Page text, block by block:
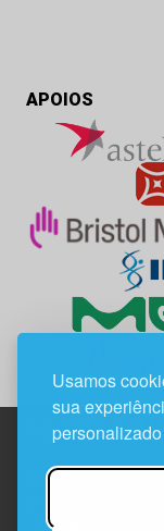
Usamos
sua
APOIOS
Edif. Lisboa
1800-282 Lisboa |